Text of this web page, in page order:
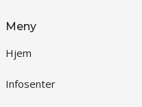
Meny
Hjem
Infosenter